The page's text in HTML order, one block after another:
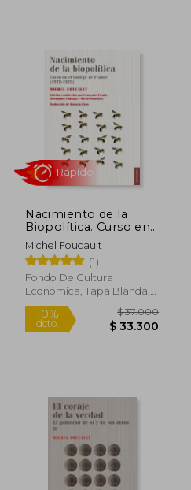
$ 14.310
Rápido
Nacimiento de la
Biopolítica. Curso en
el Collége de France
(1978-1979)
Michel Foucault
(1)
Fondo De Cultura
Económica, Tapa Blanda,
Nuevo